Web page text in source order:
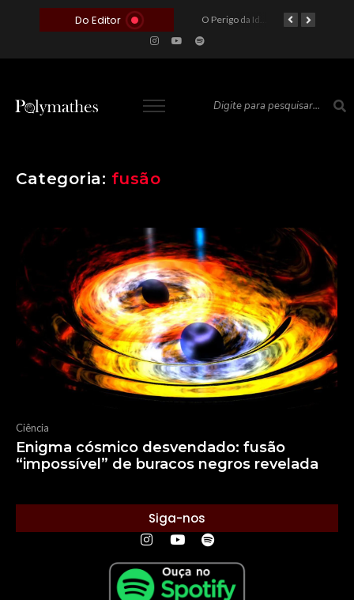
Do Editor
O Voto como Moeda: Clientelismo e o Analfabetismo Funcional Político no Brasil O Perigo da Ideologia Desenfreada na Justiça: Quando a Pauta Política Substitui a Pena Criminal
Categoria: fusão
Ciência
Enigma cósmico desvendado: fusão
“impossível” de buracos negros revelada
Siga-nos